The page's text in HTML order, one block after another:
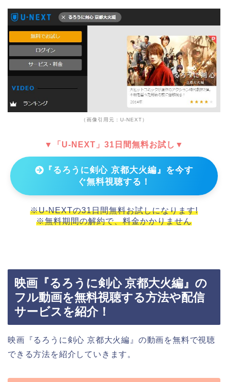
（画像引用元：U-NEXT）
▼「U-NEXT」31日間無料お試し▼
『るろうに剣心 京都大火編』を今す
ぐ無料視聴する！
※U-NEXTの31日間無料お試しになります!
※無料期間の解約で、料金かかりません
映画『るろうに剣心 京都大火編』の
フル動画を無料視聴する方法や配信
サービスを紹介！
映画『るろうに剣心 京都大火編』の動画を無料で視聴
できる方法を紹介していきます。